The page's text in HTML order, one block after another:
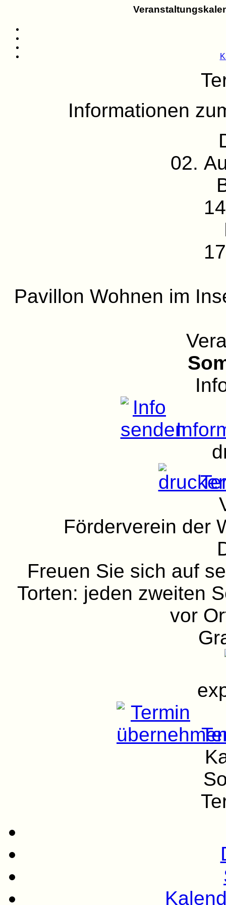
Informationen
02.
Pavillon Wohnen im
Förderverein der
Freuen Sie sich auf
Torten: jeden zweiten
vor